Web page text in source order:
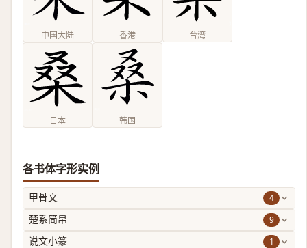
中国大陆 香港 台湾
日本 韩国
各书体字形实例
甲骨文 4
楚系简帛 9
说文小篆 1